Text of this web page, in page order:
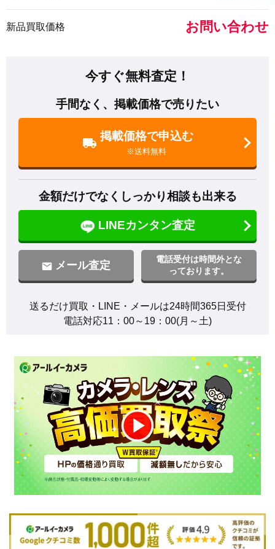
新品買取価格 お問い合わせ
今すぐ無料査定！
手間なく、掲載価格で売りたい
掲載価格で申込む
※送料無料
金額だけでなくしっかり相談も出来る
LINEカンタン査定
メール査定
電話受付は時間外とな
っております。
送るだけ買取・LINE・メールは24時間365日受付
電話対応11：00～19：00(月～土)